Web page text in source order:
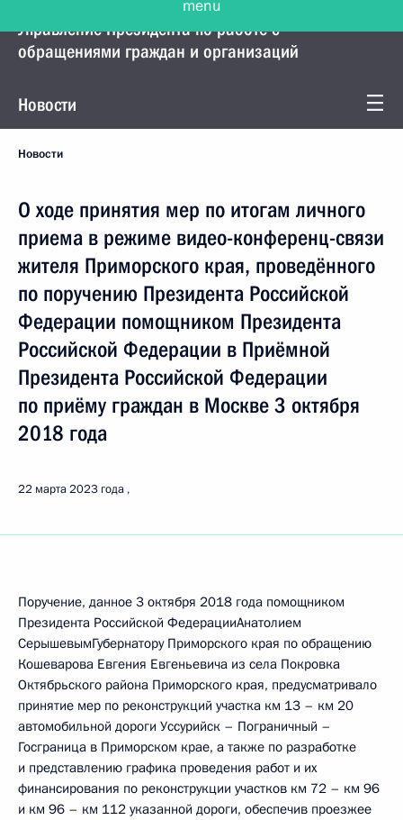
Управление Президента по работе с
обращениями граждан и организаций
Новости
Новости
О ходе принятия мер по итогам личного
приема в режиме видео-конференц-связи
жителя Приморского края, проведённого
по поручению Президента Российской
Федерации помощником Президента
Российской Федерации в Приёмной
Президента Российской Федерации
по приёму граждан в Москве 3 октября
2018 года
22 марта 2023 года
Поручение, данное 3 октября 2018 года помощником
Президента Российской ФедерацииАнатолием
СерышевымГубернатору Приморского края по обращению
Кошеварова Евгения Евгеньевича из села Покровка
Октябрьского района Приморского края, предусматривало
принятие мер по реконструкций участка км 13 – км 20
автомобильной дороги Уссурийск – Пограничный –
Госграница в Приморском крае, а также по разработке
и представлению графика проведения работ и их
финансирования по реконструкции участков км 72 – км 96
и км 96 – км 112 указанной дороги, обеспечив проезжее